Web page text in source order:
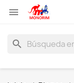

search